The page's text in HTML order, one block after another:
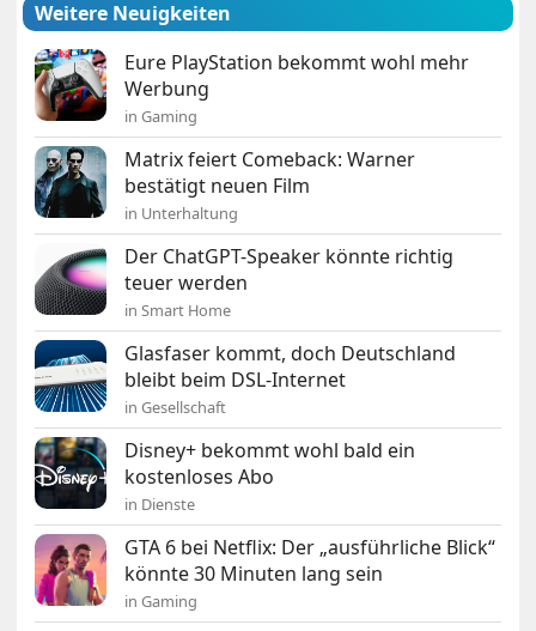
Weitere Neuigkeiten
Eure PlayStation bekommt wohl mehr
Werbung
in Gaming
Matrix feiert Comeback: Warner
bestätigt neuen Film
in Unterhaltung
Der ChatGPT-Speaker könnte richtig
teuer werden
in Smart Home
Glasfaser kommt, doch Deutschland
bleibt beim DSL-Internet
in Gesellschaft
Disney+ bekommt wohl bald ein
kostenloses Abo
in Dienste
GTA 6 bei Netflix: Der „ausführliche Blick“
könnte 30 Minuten lang sein
in Gaming